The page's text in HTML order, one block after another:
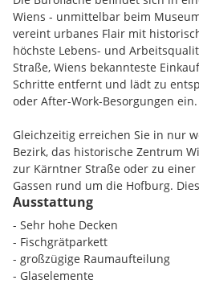
Wiens - unmittelbar beim
vereint urbanes Flair mit
höchste Lebens- und
Straße, Wiens bekannteste
Schritte entfernt und lädt zu
oder After-Work-Besorgungen ein.
Gleichzeitig erreichen Sie in nur
Bezirk, das historische Zentrum
zur Kärntner Straße oder zu
Gassen rund um die Hofburg.
Objekt besonders attraktiv für
repräsentative Präsenz als auch
Ausstattung
- Sehr hohe Decken
- Fischgrätparkett
- großzügige Raumaufteilung
- Glaselemente